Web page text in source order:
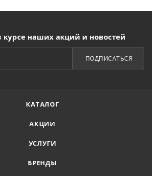
курсе наших акций и новостей
ПОДПИСАТЬСЯ
КАТАЛОГ
АКЦИИ
УСЛУГИ
БРЕНДЫ